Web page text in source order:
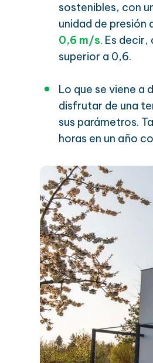
sostenibles, con
unidad de presión
0,6 m/s. Es
superior a 0,6.
Lo que se viene a
disfrutar de una
sus parámetros.
horas en un año